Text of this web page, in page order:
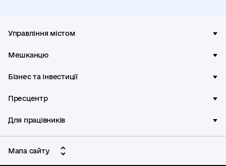
Управління містом
Мешканцю
Бізнес та інвестиції
Пресцентр
Для працівників
Мапа сайту